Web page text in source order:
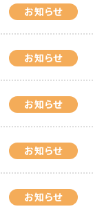
お知らせ
お知らせ
お知らせ
お知らせ
お知らせ